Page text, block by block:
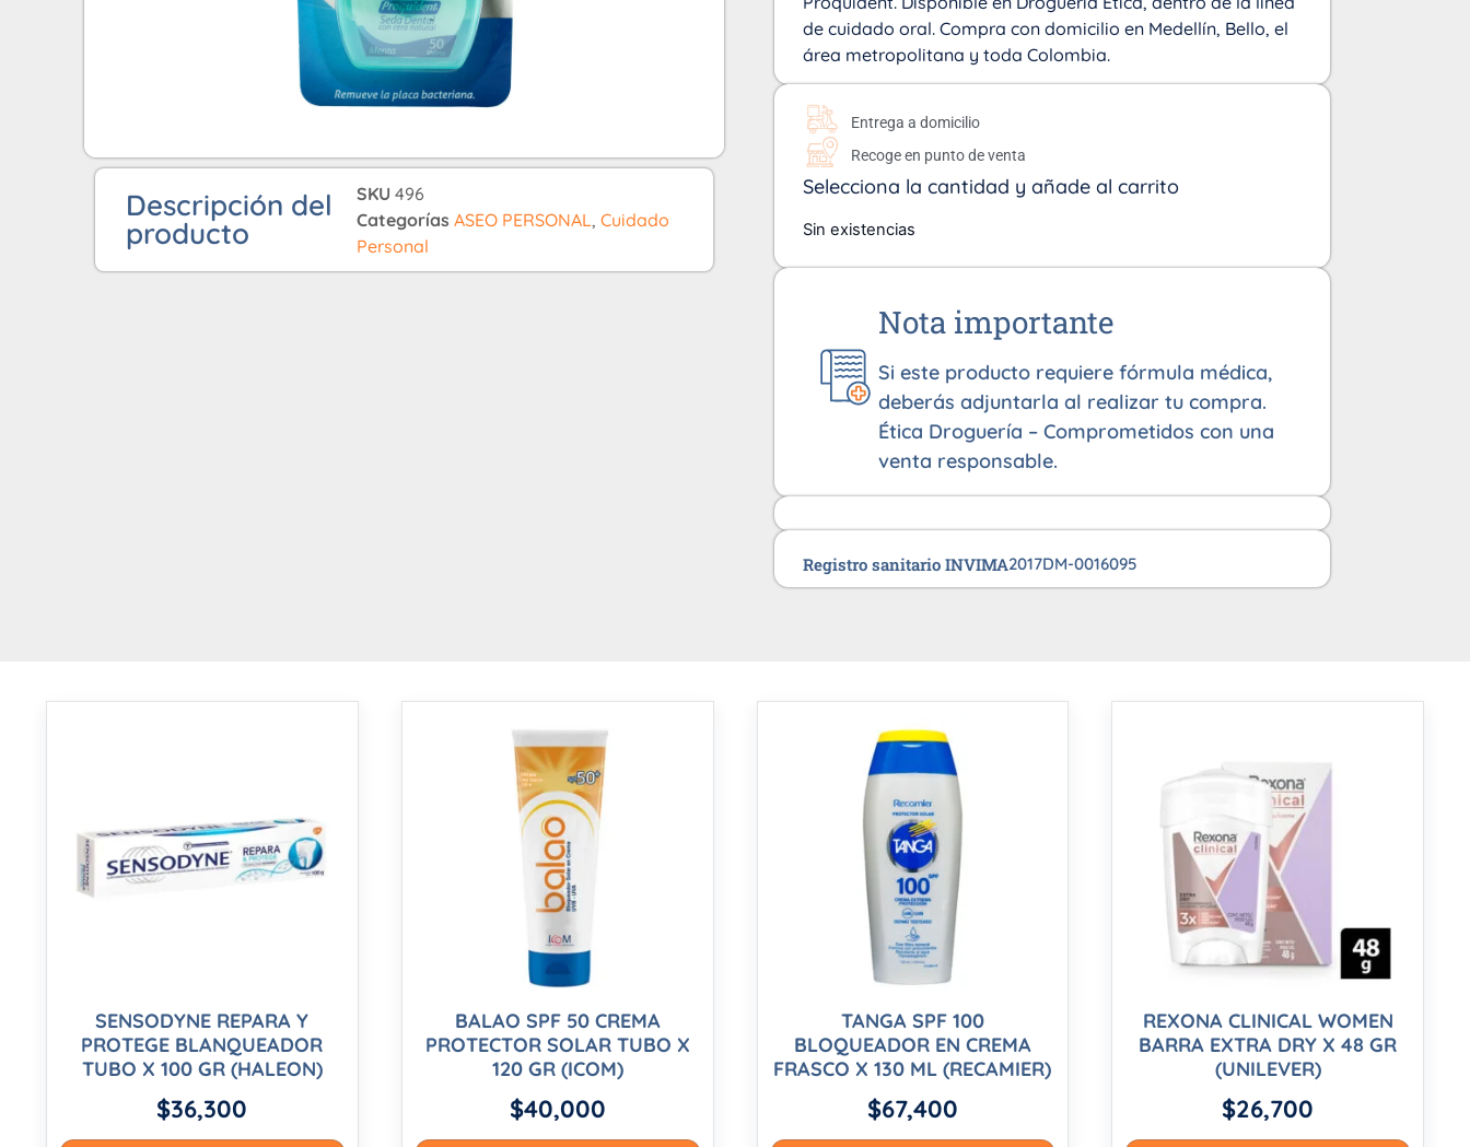
Descripción del
producto
SKU 496
Categorías ASEO PERSONAL, Cuidado
Personal
de cuidado oral. Compra con domicilio en Medellín, Bello, el
área metropolitana y toda Colombia.
Entrega a domicilio
Recoge en punto de venta
Selecciona la cantidad y añade al carrito
Sin existencias
Nota importante
Si este producto requiere fórmula médica,
deberás adjuntarla al realizar tu compra.
Ética Droguería – Comprometidos con una
venta responsable.
Registro sanitario INVIMA2017DM-0016095
SENSODYNE REPARA Y
PROTEGE BLANQUEADOR
TUBO X 100 GR (HALEON)
$36,300
BALAO SPF 50 CREMA
PROTECTOR SOLAR TUBO X
120 GR (ICOM)
$40,000
TANGA SPF 100
BLOQUEADOR EN CREMA
FRASCO X 130 ML (RECAMIER)
$67,400
REXONA CLINICAL WOMEN
BARRA EXTRA DRY X 48 GR
(UNILEVER)
$26,700